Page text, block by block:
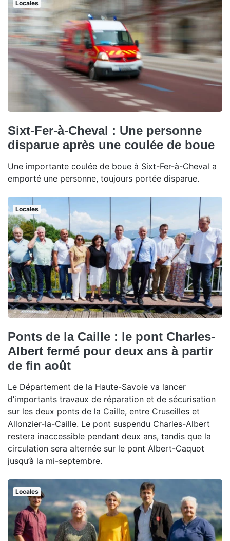
Locales
Sixt-Fer-à-Cheval : Une personne
disparue après une coulée de boue
Une importante coulée de boue à Sixt-Fer-à-Cheval a
emporté une personne, toujours portée disparue.
Locales
Ponts de la Caille : le pont Charles-
Albert fermé pour deux ans à partir
de fin août
Le Département de la Haute-Savoie va lancer
d’importants travaux de réparation et de sécurisation
sur les deux ponts de la Caille, entre Cruseilles et
Allonzier-la-Caille. Le pont suspendu Charles-Albert
restera inaccessible pendant deux ans, tandis que la
circulation sera alternée sur le pont Albert-Caquot
jusqu’à la mi-septembre.
Locales